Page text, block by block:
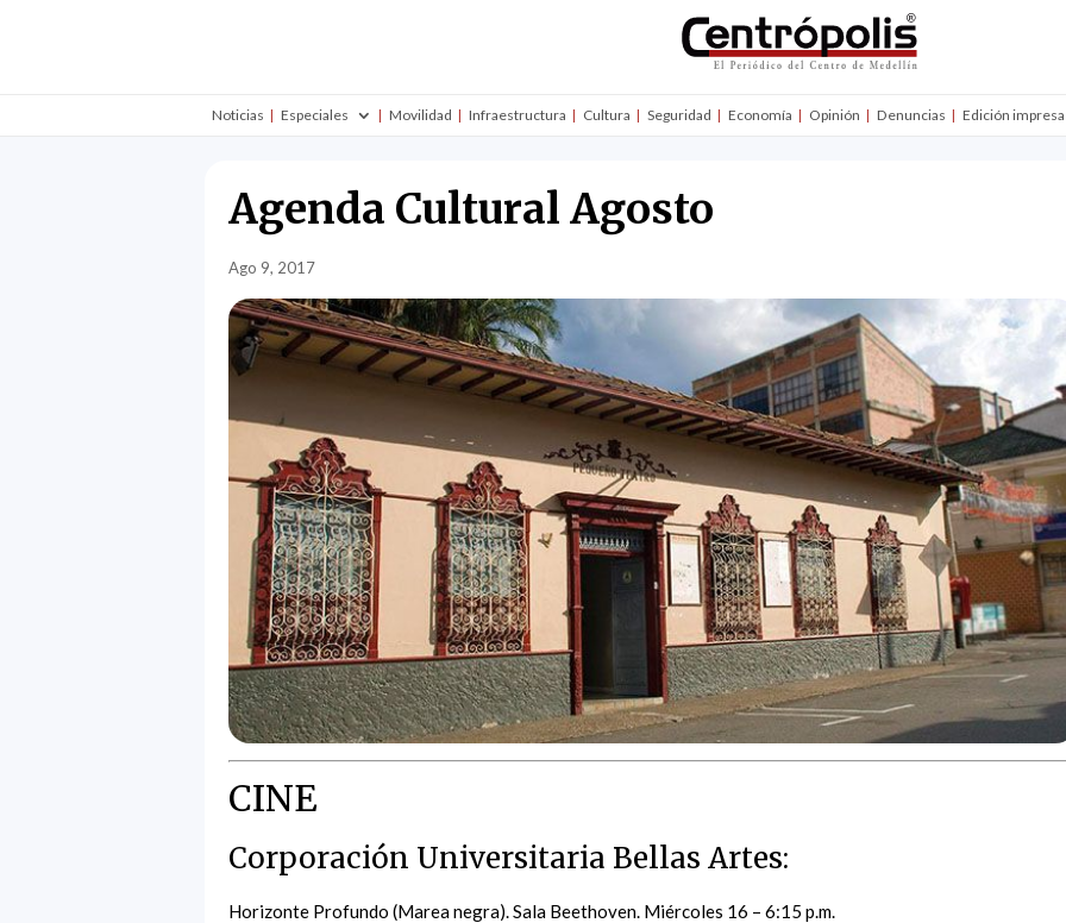
Noticias Especiales Movilidad Infraestructura Cultura Seguridad Economía Opinión Denuncias Edición impresa
Agenda Cultural Agosto
Ago 9, 2017
CINE
Corporación Universitaria Bellas Artes:
Horizonte Profundo (Marea negra). Sala Beethoven. Miércoles 16 – 6:15 p.m.